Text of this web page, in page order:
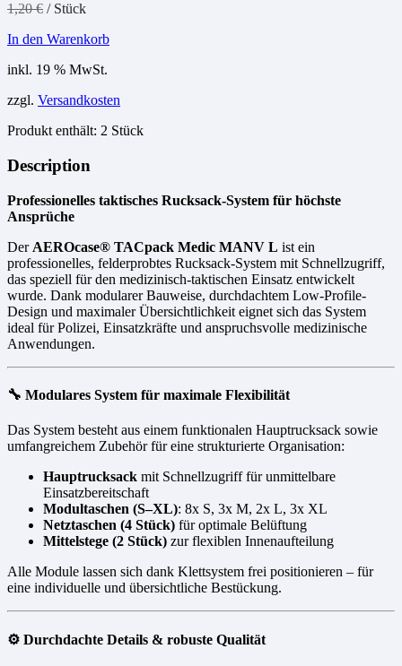
1,20€ / Stück
In den Warenkorb
inkl. 19 % MwSt.
zzgl. Versandkosten
Produkt enthält: 2 Stück
Description
Professionelles taktisches Rucksack-System für höchste
Ansprüche
Der AEROcase® TACpack Medic MANV L ist ein
professionelles, felderprobtes Rucksack-System mit Schnellzugriff,
das speziell für den medizinisch-taktischen Einsatz entwickelt
wurde. Dank modularer Bauweise, durchdachtem Low-Profile-
Design und maximaler Übersichtlichkeit eignet sich das System
ideal für Polizei, Einsatzkräfte und anspruchsvolle medizinische
Anwendungen.
🔧 Modulares System für maximale Flexibilität
Das System besteht aus einem funktionalen Hauptrucksack sowie
umfangreichem Zubehör für eine strukturierte Organisation:
Hauptrucksack mit Schnellzugriff für unmittelbare
Einsatzbereitschaft
Modultaschen (S–XL): 8x S, 3x M, 2x L, 3x XL
Netztaschen (4 Stück) für optimale Belüftung
Mittelstege (2 Stück) zur flexiblen Innenaufteilung
Alle Module lassen sich dank Klettsystem frei positionieren – für
eine individuelle und übersichtliche Bestückung.
⚙️ Durchdachte Details & robuste Qualität